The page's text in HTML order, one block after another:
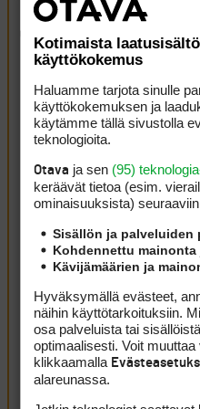
Kirjaudu sisään vastataksesi
Toby14 joulukuun, 2015
”Roccan jälkeen Euroopan
veljekset Edoardo ja
Francesco nappasi
Woodsilla ja se ratkaisi
Ennen viimeistä väylää
Kaymerin puttiin ennen
pelasivat viimeistä väylää.
tuuletti voittoaan 5
Molinari pelailivat reiän
hirveästi kiinnosti enää
otteluparin pääsikin sitten
Kirjaudu sisään vastataksesi
miksi aina?14 joulukuun,
Kotimaista
käyttökokemus
Haluamme tarjota sinulle
käyttökokemuksen ja
käytämme tällä sivustolla
teknologioita.
Otava ja sen (95)
keräävät tietoa (esim.
ominaisuuk­sista)
Sisällön ja palveluiden
Kohdennettu
Kävijämäärien ja
Hyväksymällä evästeet,
näihin käyttötarkoituksiin.
osa palveluista tai
optimaalisesti. Voit
klikkaamalla
alareunassa.